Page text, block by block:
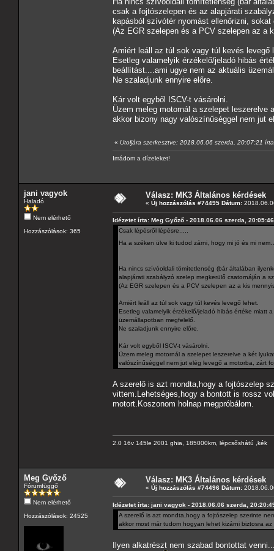
csak a fojtószelepen és az alapjárati
kapásból szívótér nyomást ellenőrizni, sokat
(Az EGR szelepen és a PCV szelepen az a
Amiért leáll az túl sok vagy túl kevés levegő
Esetleg valamelyik érzékelő/jeladó hibás
beállítást....ami ugye nem az aktuális
Ne szaladjunk ennyire előre.
Kár volt egyből ISCV-t vásárolni.
Üzem meleg motornál a szelepet
akkor bizony nagy valószínűséggel nem jut
« Utoljára szerkesztve: 2018.06.06 szerda, 20:07:21
Imádom a dízeleket!
jani vagyok
Haladó
Nem elérhető
Hozzászólások: 365
Válasz: MK3 Általános kérdések
« Új hozzászólás #74495 Dátum:
Idézetet írta: Meg Győző - 2018.06.06 szerda, 20:05:46
Csak lépésről lépésre.....
Ha a széken ülve ki tudod zárni, hogy mi jó és mi
Ha nincs szívóoldali tömítetlenség (bár általában
alapjárati szabályzó szelep megkerülő csatornáján a
(Az EGR szelepen és a PCV szelepen az a kis
Amiért leáll az túl sok vagy túl kevés levegő lehet.
Esetleg valamelyik érzékelő/jeladó hibás értéke miatt
üzemállapotban megfelelő.
Ne szaladjunk ennyire előre.
Kár volt egyből ISCV-t vásárolni.
Üzem meleg motornál a szelepet leszerelve a két
valószínűséggel nem jut elég levegő a motorba, zárt
A szerelő is azt mondta,hogy a fojtószelep
vittem.Lehetséges,hogy a bontott is rossz
motort.Koszonom holnap megpróbálom.
2.0 16v 145le 2001 ghia, 185000km, lépcsőshátú ,kék
Meg Győző
Fórumfüggő
Nem elérhető
Hozzászólások: 24525
Válasz: MK3 Általános kérdések
« Új hozzászólás #74496 Dátum:
Idézetet írta: jani vagyok - 2018.06.06 szerda,
A szerelő is azt mondta,hogy a fojtószelep szerinte
akkor most már tudom hogyan lehet kizárni biztosra
Ilyen alkatrészt nem szabad bontottat